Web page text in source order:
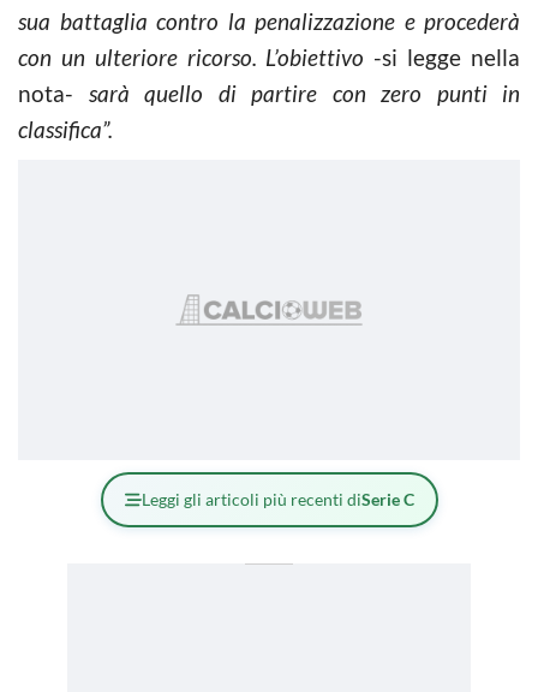
sua battaglia contro la penalizzazione e procederà
con un ulteriore ricorso. L’obiettivo -si legge nella
nota- sarà quello di partire con zero punti in
classifica”.
Leggi gli articoli più recenti diSerie C